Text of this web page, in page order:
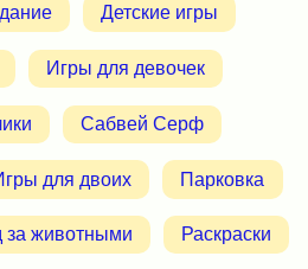
Детские игры
Игры для девочек
Сабвей Серф
для двоих Парковка
за животными Раскраски